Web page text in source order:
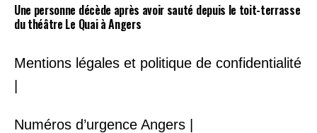
Une personne décède après avoir sauté depuis le toit-terrasse
du théâtre Le Quai à Angers
Mentions légales et politique de confidentialité
Numéros d’urgence Angers |